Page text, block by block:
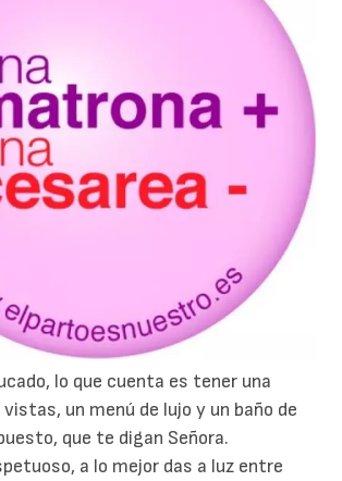
lo que cuenta es tener una
un menú de lujo y un baño de
que te digan Señora.
a lo mejor das a luz entre